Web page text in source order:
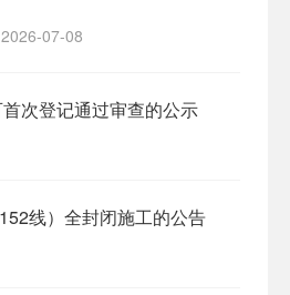
2026-07-08
次登记通过审查的公示
线）全封闭施工的公告